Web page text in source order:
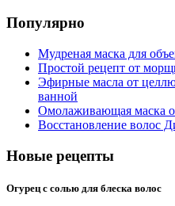
Популярно
Мудреная маска для
Простой рецепт от
Эфирные масла от
ванной
Омолаживающая маска
Восстановление волос
Новые рецепты
Огурец с солью для блеска волос